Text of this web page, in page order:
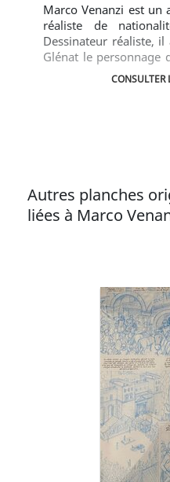
Marco Venanzi est un
réaliste de
Dessinateur réaliste,
Glénat le personnage
André Juillard et
mise en images de
CONSULTER
Autres planches
liées à Marco